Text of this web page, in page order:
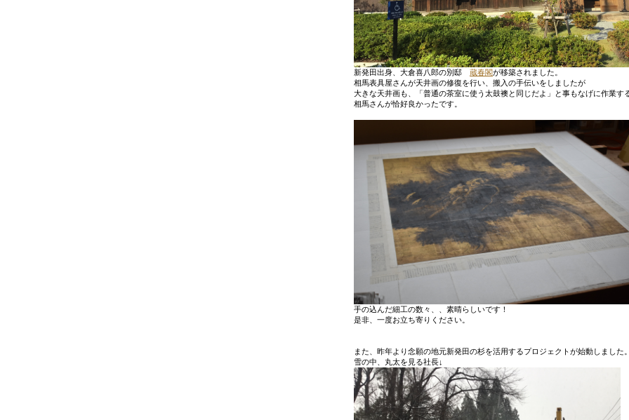
新発田出身、大倉喜八郎の別邸蔵春閣が移築されました。
相馬表具屋さんが天井画の修復を行い、搬入の手伝いをしましたが
大きな天井画も、「普通の茶室に使う太鼓襖と同じだよ」と事もなげに作業す
相馬さんが恰好良かったです。
手の込んだ細工の数々、、素晴らしいです！
是非、一度お立ち寄りください。
また、昨年より念願の地元新発田の杉を活用するプロジェクトが始動しました
雪の中、丸太を見る社長↓